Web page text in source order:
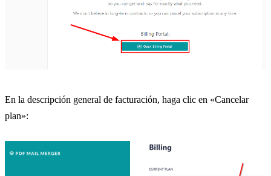
En la descripción general de facturación, haga clic en «Cancelar
plan»: